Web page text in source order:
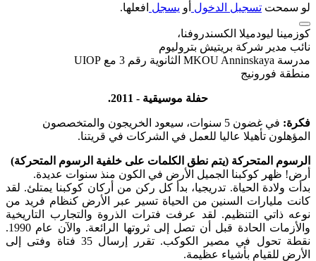
لو سمحت تسجيل الدخول أو يسجل افعلها.
كوزمينا ليودميلا الكسندروفنا،
نائب مدير شركة بريتيش بتروليوم
مدرسة MKOU Anninskaya الثانوية رقم 3 مع UIOP
منطقة فورونيج
حفلة موسيقية - 2011.
فكرة:
في غضون 5 سنوات، سيعود الخريجون والمتخصصون
المؤهلون تأهيلا عاليا للعمل في الشركات في قريتنا.
الرسوم المتحركة (يتم نطق الكلمات على خلفية الرسوم المتحركة)
أرض! ظهر كوكبنا الجميل الأرض في الكون منذ سنوات عديدة.
بدأت ولادة الحياة. تدريجيا، بدأ كل ركن من أركان كوكبنا يمتلئ. لقد
كانت مليارات السنين من الحياة تسير عبر الأرض كنظام فريد من
نوعه ذاتي التنظيم. لقد عرفت فترات الذروة والتجارب التاريخية
والأزمات الحادة قبل أن تصل إلى ثروتها الرائعة. والآن عام 1990.
نقطة تحول في مصير الكوكب. تقرر إرسال 35 فتاة وفتى إلى
الأرض للقيام بأشياء عظيمة.